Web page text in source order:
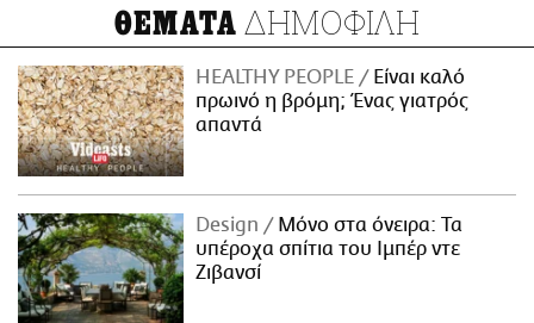
ΘΕΜΑΤΑ ΔΗΜΟΦΙΛΗ
HEALTHY PEOPLE
Είναι καλό
πρωινό η βρόμη; Ένας γιατρός
απαντά
Design
Μόνο στα όνειρα: Τα
υπέροχα σπίτια του Ιμπέρ ντε
Ζιβανσί